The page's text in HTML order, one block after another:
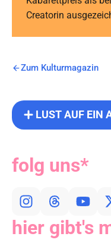
Creatorin
Zum Kulturmagazin
hier gibt's
folg uns*
LUST AUF EIN